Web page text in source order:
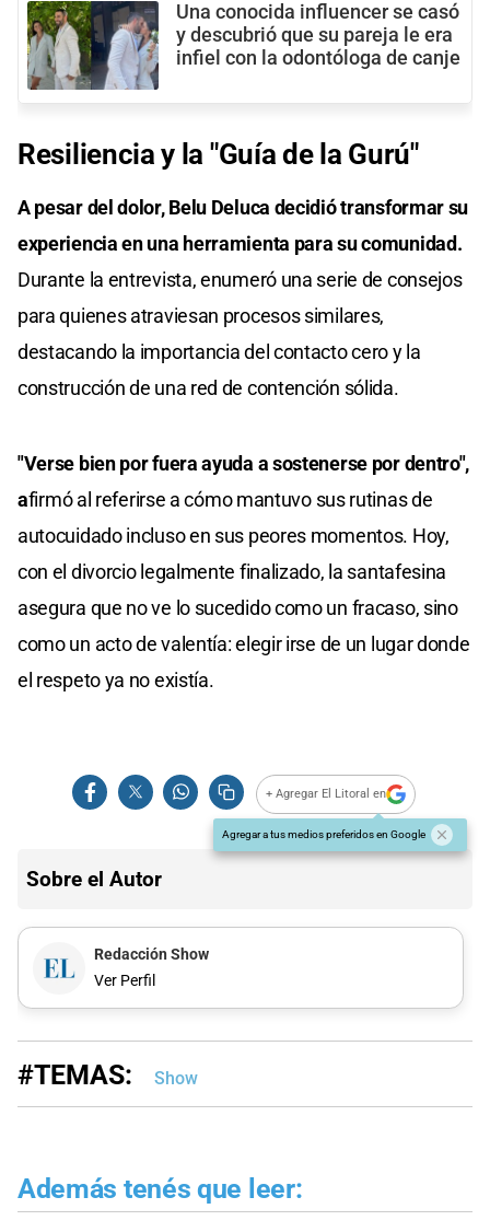
Una conocida influencer se casó
y descubrió que su pareja le era
infiel con la odontóloga de canje
Resiliencia y la "Guía de la Gurú"
A pesar del dolor, Belu Deluca decidió transformar su
experiencia en una herramienta para su comunidad.
Durante la entrevista, enumeró una serie de consejos
para quienes atraviesan procesos similares,
destacando la importancia del contacto cero y la
construcción de una red de contención sólida.
"Verse bien por fuera ayuda a sostenerse por dentro",
afirmó al referirse a cómo mantuvo sus rutinas de
autocuidado incluso en sus peores momentos. Hoy,
con el divorcio legalmente finalizado, la santafesina
asegura que no ve lo sucedido como un fracaso, sino
como un acto de valentía: elegir irse de un lugar donde
el respeto ya no existía.
+ Agregar El Litoral en
Agregar a tus medios preferidos en Google
Sobre el Autor
Redacción Show
Ver Perfil
#TEMAS: Show
Además tenés que leer: